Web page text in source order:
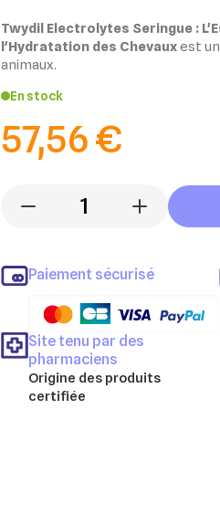
l'Hydratation
Twydil Electrolytes Seringue :
l'Hydratation des Chevauxest
animaux.
En stock
57,56 €
- +
Paiement sécurisé
Site tenu par des
pharmaciens
Origine des produits
certifiée